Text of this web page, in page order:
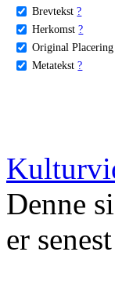
Brevtekst ?
Herkomst ?
Original Placering
Metatekst ?
Denne
er